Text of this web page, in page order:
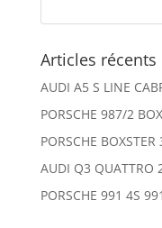
Articles récents
AUDI A5 S LINE
PORSCHE 987/2
PORSCHE
AUDI Q3 QUATTRO
PORSCHE 991 4S